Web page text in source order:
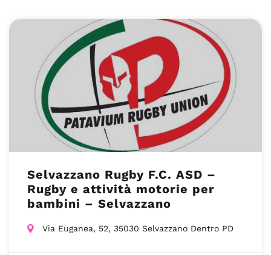
Selvazzano Rugby F.C. ASD –
Rugby e attività motorie per
bambini – Selvazzano
Via Euganea, 52, 35030 Selvazzano Dentro PD